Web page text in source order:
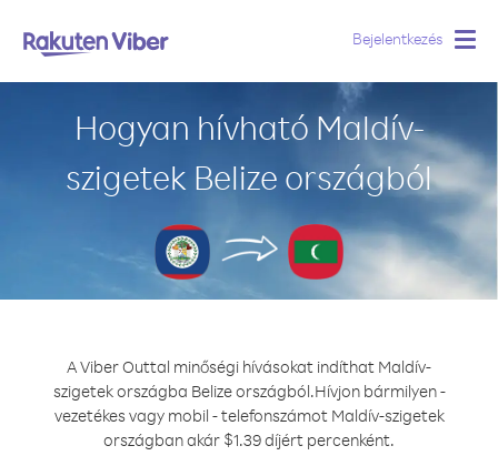
Bejelentkezés
Hogyan hívható Maldív-
szigetek Belize országból
A Viber Outtal minőségi hívásokat indíthat Maldív-
szigetek országba Belize országból.Hívjon bármilyen -
vezetékes vagy mobil - telefonszámot Maldív-szigetek
országban akár $1.39 díjért percenként.